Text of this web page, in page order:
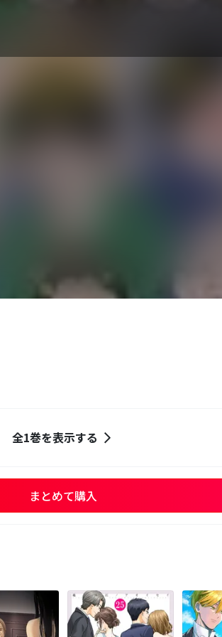
全1巻を表示する
まとめて購入